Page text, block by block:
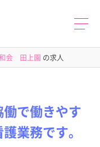
会 田上園 の求人
で働きやす
業務です。